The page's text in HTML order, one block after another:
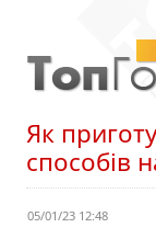
Як
способів
05/01/23 12:48